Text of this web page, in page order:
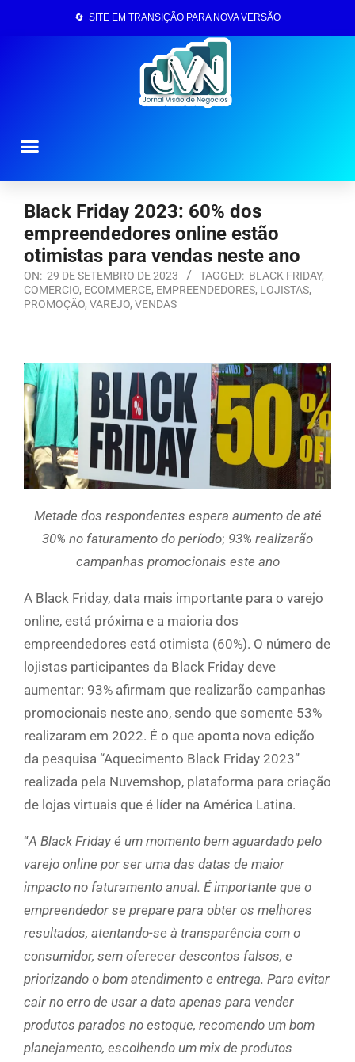
🔄 SITE EM TRANSIÇÃO PARA NOVA VERSÃO
Black Friday 2023: 60% dos
empreendedores online estão
otimistas para vendas neste ano
ON: 29 DE SETEMBRO DE 2023 TAGGED: BLACK FRIDAY,
COMERCIO, ECOMMERCE, EMPREENDEDORES, LOJISTAS,
PROMOÇÃO, VAREJO, VENDAS
Metade dos respondentes espera aumento de até
30% no faturamento do período; 93% realizarão
campanhas promocionais este ano
A Black Friday, data mais importante para o varejo
online, está próxima e a maioria dos
empreendedores está otimista (60%). O número de
lojistas participantes da Black Friday deve
aumentar: 93% afirmam que realizarão campanhas
promocionais neste ano, sendo que somente 53%
realizaram em 2022. É o que aponta nova edição
da pesquisa “Aquecimento Black Friday 2023”
realizada pela Nuvemshop, plataforma para criação
de lojas virtuais que é líder na América Latina.
“A Black Friday é um momento bem aguardado pelo
varejo online por ser uma das datas de maior
impacto no faturamento anual. É importante que o
empreendedor se prepare para obter os melhores
resultados, atentando-se à transparência com o
consumidor, sem oferecer descontos falsos, e
priorizando o bom atendimento e entrega. Para evitar
cair no erro de usar a data apenas para vender
produtos parados no estoque, recomendo um bom
planejamento, escolhendo um mix de produtos